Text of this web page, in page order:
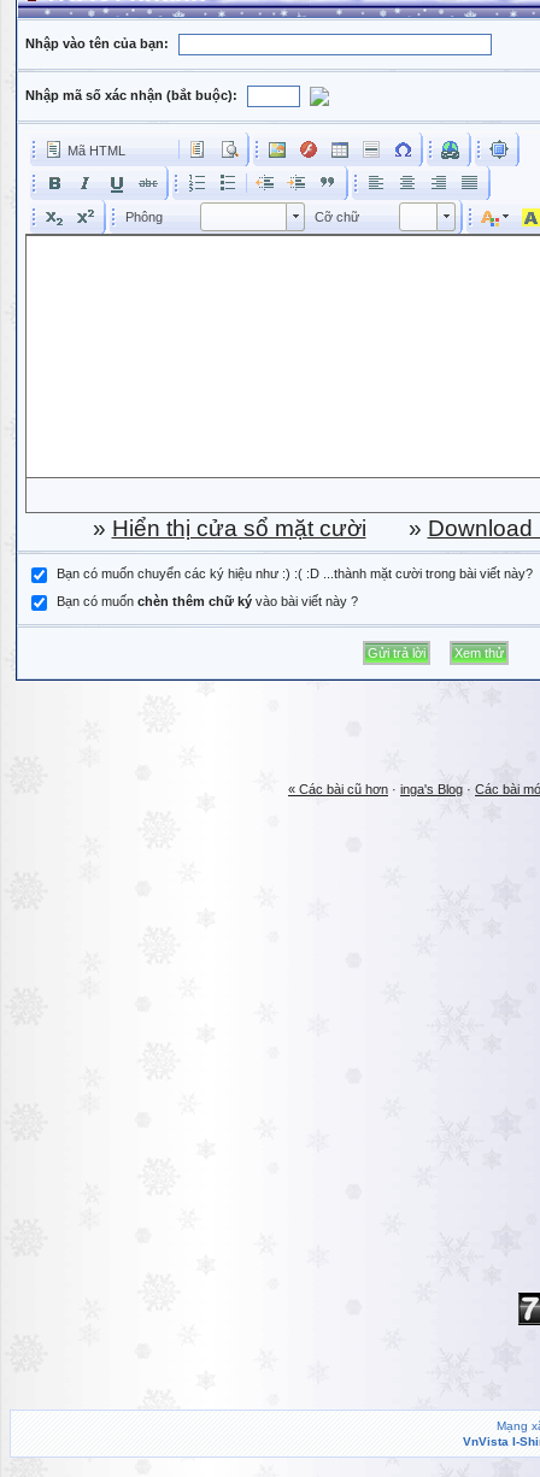
Nhập vào tên của bạn:
Nhập mã số xác nhận (bắt buộc):
Mã HTML
Phông Phông Cỡ chữ Kích cỡ phông
» Hiển thị cửa sổ mặt cười » Download
Bạn có muốn chuyển các ký hiệu như :) :( :D ...thành mặt cười trong bài viết này?
Bạn có muốn chèn thêm chữ ký vào bài viết này ?
« Các bài cũ hơn · inga's Blog · Các bài
Mạng
VnVista I-